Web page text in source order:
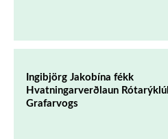
Ingibjörg Jakobína fékk
Hvatningarverðlaun
Grafarvogs